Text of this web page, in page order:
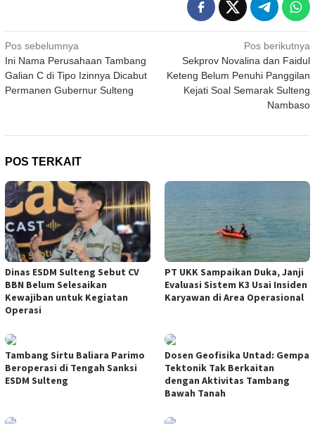
Navigasi
pos
Pos sebelumnya
Ini Nama Perusahaan Tambang
Galian C di Tipo Izinnya Dicabut
Permanen Gubernur Sulteng
Pos berikutnya
Sekprov Novalina dan Faidul
Keteng Belum Penuhi Panggilan
Kejati Soal Semarak Sulteng
Nambaso
POS TERKAIT
Dinas ESDM Sulteng Sebut CV
BBN Belum Selesaikan
Kewajiban untuk Kegiatan
Operasi
PT UKK Sampaikan Duka, Janji
Evaluasi Sistem K3 Usai Insiden
Karyawan di Area Operasional
Tambang Sirtu Baliara Parimo
Beroperasi di Tengah Sanksi
ESDM Sulteng
Dosen Geofisika Untad: Gempa
Tektonik Tak Berkaitan
dengan Aktivitas Tambang
Bawah Tanah